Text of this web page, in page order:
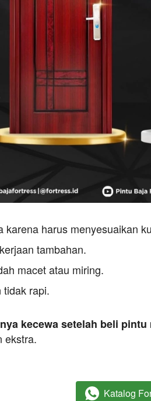
karena harus menyesuaikan
tambahan.
macet atau miring.
tidak rapi.
kecewa setelah beli pintu
ekstra.
` Katalog